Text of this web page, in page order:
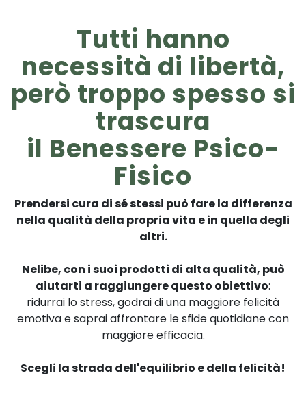
Tutti hanno
necessità di libertà,
però troppo spesso si
trascura
il Benessere Psico-
Fisico
Prendersi cura di sé stessi può fare la differenza
nella qualità della propria vita e in quella degli
altri.
Nelibe, con i suoi prodotti di alta qualità, può
aiutarti a raggiungere questo obiettivo:
ridurrai lo stress, godrai di una maggiore felicità
emotiva e saprai affrontare le sfide quotidiane con
maggiore efficacia.
Scegli la strada dell'equilibrio e della felicità!